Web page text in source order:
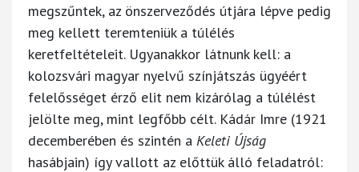
megszűntek, az önszerveződés útjára lépve pedig
meg kellett teremteniük a túlélés
keretfeltételeit. Ugyanakkor látnunk kell: a
kolozsvári magyar nyelvű színjátszás ügyéért
felelősséget érző elit nem kizárólag a túlélést
jelölte meg, mint legfőbb célt. Kádár Imre (1921
decemberében és szintén a Keleti Újság
hasábjain) így vallott az előttük álló feladatról: